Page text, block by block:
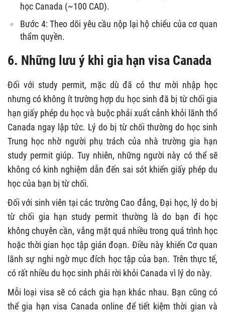
học Canada (~100 CAD).
Bước 4: Theo dõi yêu cầu nộp lại hộ chiếu của cơ quan
thẩm quyền.
6. Những lưu ý khi gia hạn visa Canada
Đối với study permit, mặc dù đã có thư mời nhập học
nhưng có không ít trường hợp du học sinh đã bị từ chối gia
hạn giấy phép du học và buộc phải xuất cảnh khỏi lãnh thổ
Canada ngay lập tức. Lý do bị từ chối thường do học sinh
Trung học nhờ người phụ trách của nhà trường gia hạn
study permit giúp. Tuy nhiên, những người này có thể sẽ
không có kinh nghiệm dẫn đến sai sót khiến giấy phép du
học của bạn bị từ chối.
Đối với sinh viên tại các trường Cao đẳng, Đại học, lý do bị
từ chối gia hạn study permit thường là do bạn đi học
không chuyên cần, vắng mặt quá nhiều trong quá trình học
hoặc thời gian học tập gián đoạn. Điều này khiến Cơ quan
lãnh sự nghi ngờ mục đích học tập của bạn. Trên thực tế,
có rất nhiều du học sinh phải rời khỏi Canada vì lý do này.
Mỗi loại visa sẽ có cách gia hạn khác nhau. Bạn cũng có
thể gia hạn visa Canada online để tiết kiệm thời gian và